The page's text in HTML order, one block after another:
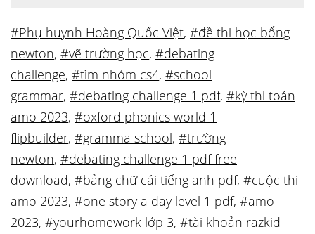
#Phụ huynh Hoàng Quốc Việt, #đề thi học bổng
newton, #vẽ trường học, #debating
challenge, #tìm nhóm cs4, #school
grammar, #debating challenge 1 pdf, #kỳ thi toán
amo 2023, #oxford phonics world 1
flipbuilder, #gramma school, #trường
newton, #debating challenge 1 pdf free
download, #bảng chữ cái tiếng anh pdf, #cuộc thi
amo 2023, #one story a day level 1 pdf, #amo
2023, #yourhomework lớp 3, #tài khoản razkid